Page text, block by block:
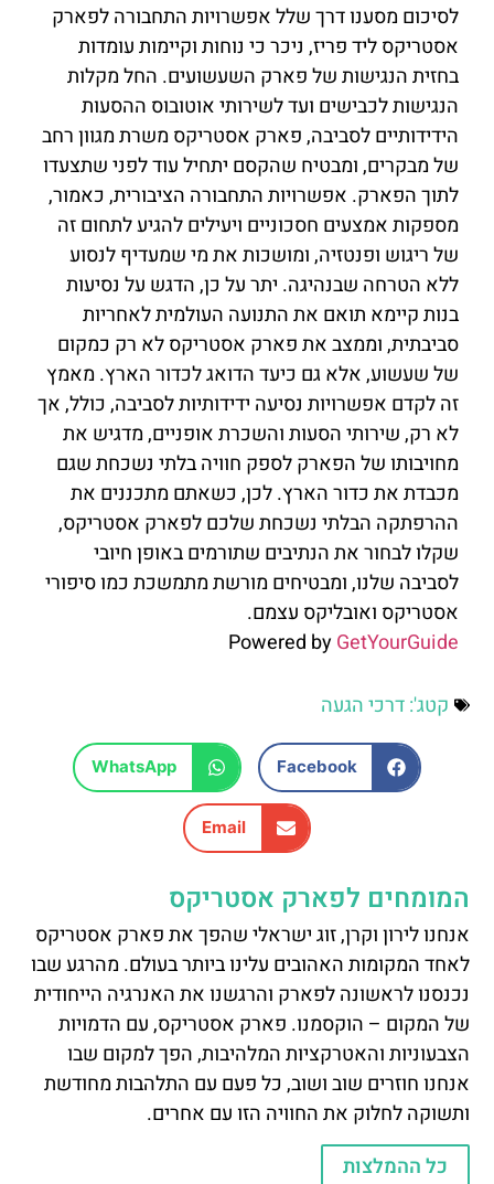
לסיכום מסענו דרך שלל אפשרויות התחבורה לפארק
אסטריקס ליד פריז, ניכר כי נוחות וקיימות עומדות
בחזית הנגישות של פארק השעשועים. החל מקלות
הנגישות לכבישים ועד לשירותי אוטובוס ההסעות
הידידותיים לסביבה, פארק אסטריקס משרת מגוון רחב
של מבקרים, ומבטיח שהקסם יתחיל עוד לפני שתצעדו
לתוך הפארק. אפשרויות התחבורה הציבורית, כאמור,
מספקות אמצעים חסכוניים ויעילים להגיע לתחום זה
של ריגוש ופנטזיה, ומושכות את מי שמעדיף לנסוע
ללא הטרחה שבנהיגה. יתר על כן, הדגש על נסיעות
בנות קיימא תואם את התנועה העולמית לאחריות
סביבתית, וממצב את פארק אסטריקס לא רק כמקום
של שעשוע, אלא גם כיעד הדואג לכדור הארץ. מאמץ
זה לקדם אפשרויות נסיעה ידידותיות לסביבה, כולל, אך
לא רק, שירותי הסעות והשכרת אופניים, מדגיש את
מחויבותו של הפארק לספק חוויה בלתי נשכחת שגם
מכבדת את כדור הארץ. לכן, כשאתם מתכננים את
ההרפתקה הבלתי נשכחת שלכם לפארק אסטריקס,
שקלו לבחור את הנתיבים שתורמים באופן חיובי
לסביבה שלנו, ומבטיחים מורשת מתמשכת כמו סיפורי
אסטריקס ואובליקס עצמם.
Powered byGetYourGuide
קטג':דרכי הגעה
Facebook
WhatsApp
Email
המומחים לפארק אסטריקס
אנחנו לירון וקרן, זוג ישראלי שהפך את פארק אסטריקס
לאחד המקומות האהובים עלינו ביותר בעולם. מהרגע שבו
נכנסנו לראשונה לפארק והרגשנו את האנרגיה הייחודית
של המקום – הוקסמנו. פארק אסטריקס, עם הדמויות
הצבעוניות והאטרקציות המלהיבות, הפך למקום שבו
אנחנו חוזרים שוב ושוב, כל פעם עם התלהבות מחודשת
ותשוקה לחלוק את החוויה הזו עם אחרים.
כל ההמלצות